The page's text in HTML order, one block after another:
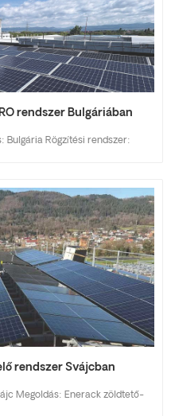
rendszer Bulgáriában
Bulgária Rögzítési rendszer:
a 60 kW-os bulgáriai projekthez
megoldásra volt szüksége,
helyezte előtérbe.
ipari beton lapostetőre történt,
nem volt lehetséges a
Ezenkívül Bulgária helyi
képes ellenállni a jelentős
nyílt területeken. A
áthatoló rögzítési megoldást,
terveztek. A betonblokkok
rendszer Svájcban
Megoldás: Enerack zöldtető-